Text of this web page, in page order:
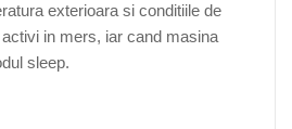
exterioara si conditiile de
in mers, iar cand masina
sleep.